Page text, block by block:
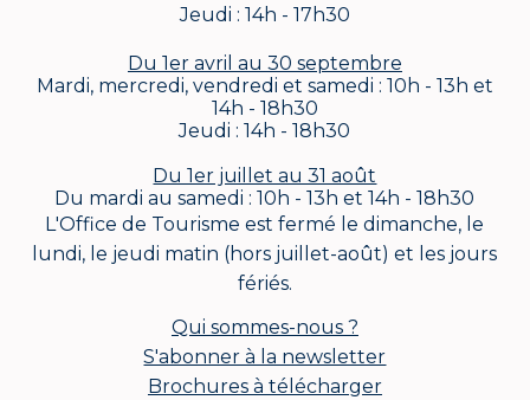
Jeudi : 14h - 17h30
Du 1er avril au 30 septembre
Mardi, mercredi, vendredi et samedi : 10h - 13h et
14h - 18h30
Jeudi : 14h - 18h30
Du 1er juillet au 31 août
Du mardi au samedi : 10h - 13h et 14h - 18h30
L'Office de Tourisme est fermé le dimanche, le
lundi, le jeudi matin (hors juillet-août) et les jours
fériés.
Qui sommes-nous ?
S'abonner à la newsletter
Brochures à télécharger